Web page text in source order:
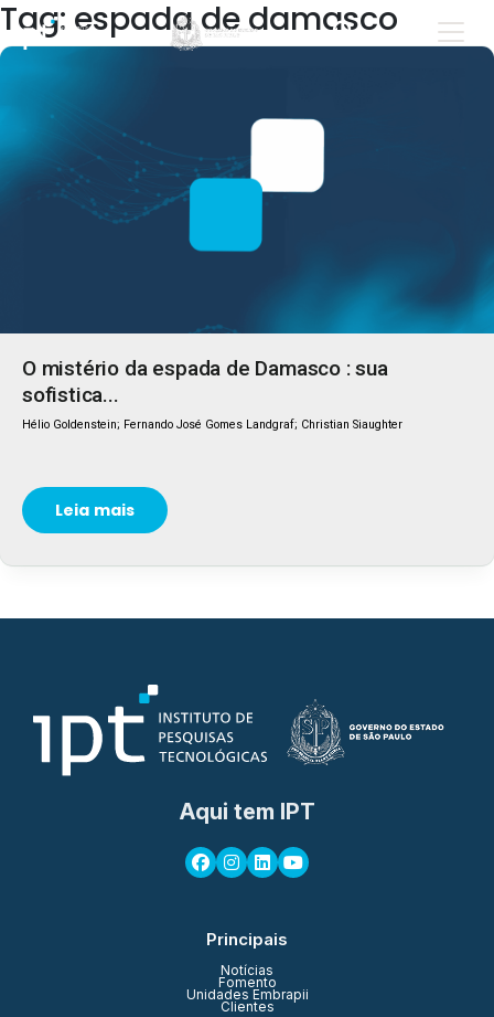
Tag: espada de damasco
O mistério da espada de Damasco : sua
sofistica...
Hélio Goldenstein; Fernando José Gomes Landgraf; Christian Siaughter
Leia mais
Aqui tem IPT
Principais
Notícias
Fomento
Unidades Embrapii
Clientes